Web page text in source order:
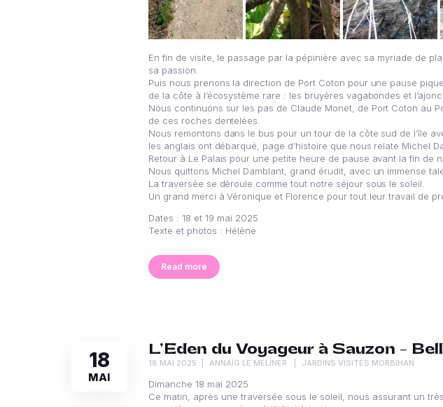
En fin de visite, le passage par la pépinière avec sa myriade de
sa passion.
Puis nous prenons la direction de Port Coton pour une pause
de la côte à l’écosystème rare : les bruyères vagabondes et l’ajonc
Nous continuons sur les pas de Claude Monet, de Port Coton au
de ces roches dentelées.
Nous remontons dans le bus pour un tour de la côte sud de l’île
les anglais ont débarqué, page d’histoire que nous relate Michel
Retour à Le Palais pour une petite heure de pause avant la fin de
Nous quittons Michel Damblant, grand érudit, avec un immense
La traversée se déroule comme tout notre séjour sous le soleil.
Un grand merci à Véronique et Florence pour tout leur travail de
Dates : 18 et 19 mai 2025
Texte et photos : Hélène
Read more
18
MAI
L’Eden du Voyageur à Sauzon –
18 MAI 2025 ANNAÏG LE MELINER JARDINS VISITÉS MORBIHAN
Dimanche 18 mai 2025
Ce matin, après une traversée sous le soleil, nous assurant un